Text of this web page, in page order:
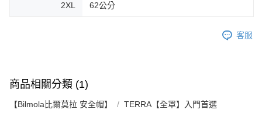
2XL 62公分
客服
商品相關分類 (1)
【Bilmola比爾莫拉 安全帽】 TERRA【全罩】入門首選